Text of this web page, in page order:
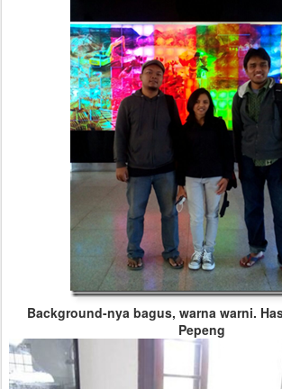
Background-nya bagus, warna warni.
Pepeng